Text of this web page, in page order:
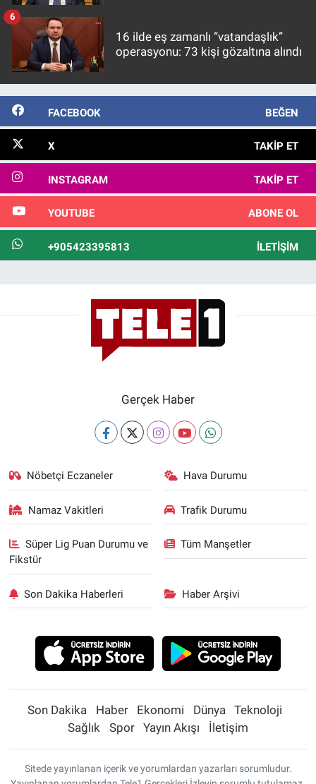
16 ilde eş zamanlı “vatandaşlık”
operasyonu: 73 kişi gözaltına alındı
6
FACEBOOK BEĞEN
X TAKIP ET
INSTAGRAM TAKIP ET
YOUTUBE ABONE OL
+905423395813 İLETIŞIM
Gerçek Haber
Nöbetçi Eczaneler Hava Durumu
Namaz Vakitleri Trafik Durumu
Süper Lig Puan Durumu ve
Fikstür
Tüm Manşetler
Son Dakika Haberleri Haber Arşivi
Son Dakika Haber Ekonomi Dünya
Teknoloji
Sağlık
Spor Yayın Akışı İletişim
Sitede yayınlanan içerik ve yorumlardan yazarları sorumludur.